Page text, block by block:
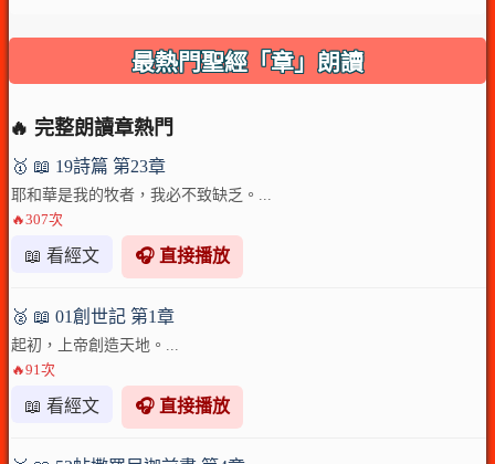
最熱門聖經「章」朗讀
🔥 完整朗讀章熱門
🥇 📖 19詩篇 第23章
耶和華是我的牧者，我必不致缺乏。...
🔥307次
📖 看經文 🎧 直接播放
🥈 📖 01創世記 第1章
起初，上帝創造天地。...
🔥91次
📖 看經文 🎧 直接播放